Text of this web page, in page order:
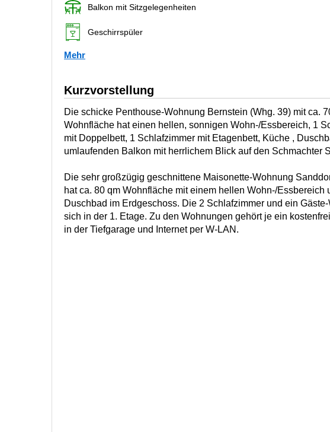
Balkon mit Sitzgelegenheiten
Geschirrspüler
Mehr
Kurzvorstellung
Die schicke Penthouse-Wohnung Bernstein (Whg. 39) mit ca.
Wohnfläche hat einen hellen, sonnigen Wohn-/Essbereich, 1
mit Doppelbett, 1 Schlafzimmer mit Etagenbett, Küche ,
umlaufenden Balkon mit herrlichem Blick auf den Schmachter
Die sehr großzügig geschnittene Maisonette-Wohnung
hat ca. 80 qm Wohnfläche mit einem hellen Wohn-/Essbereich
Duschbad im Erdgeschoss. Die 2 Schlafzimmer und ein
sich in der 1. Etage. Zu den Wohnungen gehört je ein
in der Tiefgarage und Internet per W-LAN.